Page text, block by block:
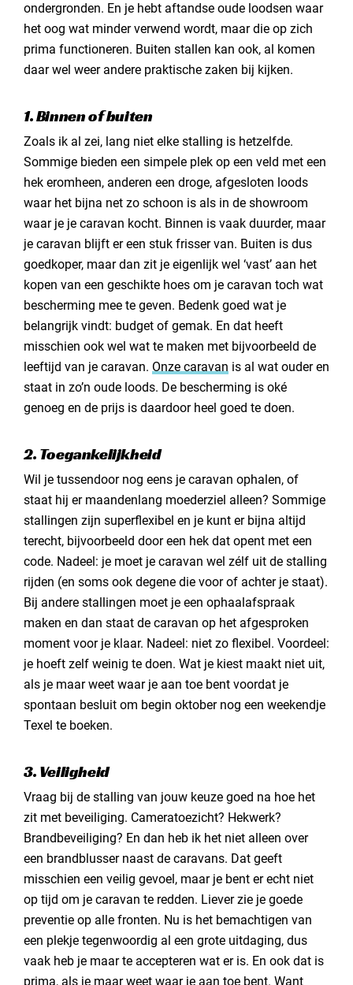
ondergronden. En je hebt aftandse oude loodsen waar
het oog wat minder verwend wordt, maar die op zich
prima functioneren. Buiten stallen kan ook, al komen
daar wel weer andere praktische zaken bij kijken.
1. Binnen of buiten
Zoals ik al zei, lang niet elke stalling is hetzelfde.
Sommige bieden een simpele plek op een veld met een
hek eromheen, anderen een droge, afgesloten loods
waar het bijna net zo schoon is als in de showroom
waar je je caravan kocht. Binnen is vaak duurder, maar
je caravan blijft er een stuk frisser van. Buiten is dus
goedkoper, maar dan zit je eigenlijk wel ‘vast’ aan het
kopen van een geschikte hoes om je caravan toch wat
bescherming mee te geven. Bedenk goed wat je
belangrijk vindt: budget of gemak. En dat heeft
misschien ook wel wat te maken met bijvoorbeeld de
leeftijd van je caravan. Onze caravan is al wat ouder en
staat in zo’n oude loods. De bescherming is oké
genoeg en de prijs is daardoor heel goed te doen.
2. Toegankelijkheid
Wil je tussendoor nog eens je caravan ophalen, of
staat hij er maandenlang moederziel alleen? Sommige
stallingen zijn superflexibel en je kunt er bijna altijd
terecht, bijvoorbeeld door een hek dat opent met een
code. Nadeel: je moet je caravan wel zélf uit de stalling
rijden (en soms ook degene die voor of achter je staat).
Bij andere stallingen moet je een ophaalafspraak
maken en dan staat de caravan op het afgesproken
moment voor je klaar. Nadeel: niet zo flexibel. Voordeel:
je hoeft zelf weinig te doen. Wat je kiest maakt niet uit,
als je maar weet waar je aan toe bent voordat je
spontaan besluit om begin oktober nog een weekendje
Texel te boeken.
3. Veiligheid
Vraag bij de stalling van jouw keuze goed na hoe het
zit met beveiliging. Cameratoezicht? Hekwerk?
Brandbeveiliging? En dan heb ik het niet alleen over
een brandblusser naast de caravans. Dat geeft
misschien een veilig gevoel, maar je bent er echt niet
op tijd om je caravan te redden. Liever zie je goede
preventie op alle fronten. Nu is het bemachtigen van
een plekje tegenwoordig al een grote uitdaging, dus
vaak heb je maar te accepteren wat er is. En ook dat is
prima, als je maar weet waar je aan toe bent. Want